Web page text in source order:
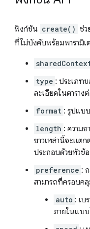
ฟังก์ชัน create() ช่ว
ที่ไม่บังคับพร้อมพารามิเ
type : ประเภท
ละเอียดในตาราง
format : รูปแบ
length : ความ
ยาวเหล่านี้จะแตก
ประกอบด้วยหัวข้
preference :
สามารถที่ครอบค
auto : เบ
ภายในแบ